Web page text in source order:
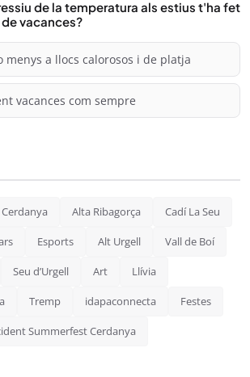
de la temperatura als estius t'ha fet
vacances?
menys a llocs calorosos i de platja
vacances com sempre
Cerdanya Alta Ribagorça Cadí La Seu
Esports Alt Urgell Vall de Boí
Seu d’Urgell Art Llívia
Tremp idapaconnecta Festes
Summerfest Cerdanya